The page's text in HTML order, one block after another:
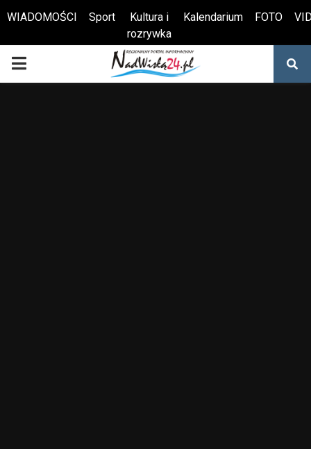
Otwórz pasek narzędzi
WIADOMOŚCI Sport
Kultura i
rozrywka
Kalendarium FOTO
PRIMARY